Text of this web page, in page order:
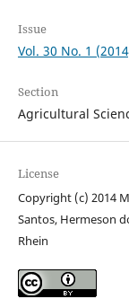
Issue
Vol. 30 No. 1
Section
Agricultural
License
Copyright (c) 2014
Santos, Hermeson
Rhein